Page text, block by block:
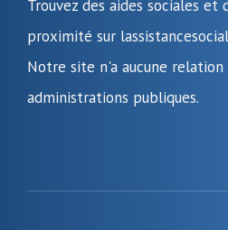
Trouvez des aides sociales et
proximité sur
Notre site n'a aucune relation
administrations publiques.